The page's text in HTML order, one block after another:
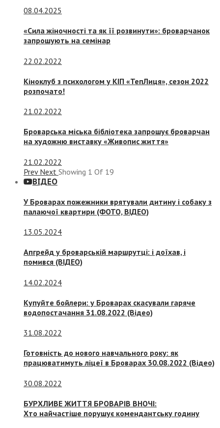
08.04.2025
«Сила жіночності та як її розвинути»: броварчанок
запрошують на семінар
22.02.2022
Кіноклуб з психологом у КІП «ТепЛиця», сезон 2022
розпочато!
21.02.2022
Броварська міська бібліотека запрошує броварчан
на художню виставку «Живопис життя»
21.02.2022
Prev Next Showing 1 Of 19
ВІДЕО
У Броварах пожежники врятували дитину і собаку з
палаючої квартири (ФОТО, ВІДЕО)
13.05.2024
Апгрейд у броварській маршрутці: і доїхав, і
помився (ВІДЕО)
14.02.2024
Купуйте бойлери: у Броварах скасували гаряче
водопостачання 31.08.2022 (Відео)
31.08.2022
Готовність до нового навчального року: як
працюватимуть ліцеї в Броварах 30.08.2022 (Відео)
30.08.2022
БУРХЛИВЕ ЖИТТЯ БРОВАРІВ ВНОЧІ:
Хто найчастіше порушує комендантську годину